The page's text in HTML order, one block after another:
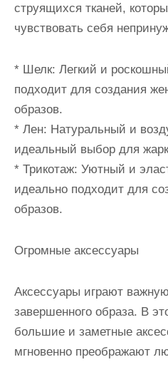
струящихся тканей,
чувствовать себя
* Шелк: Легкий и
подходит для создания
образов.
* Лен: Натуральный и
идеальный выбор для
* Трикотаж: Уютный и
идеально подходит для
образов.
Огромные аксессуары
Аксессуары играют
завершенного образа. В
большие и заметные
мгновенно преображают